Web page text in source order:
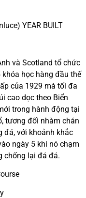
YEAR BUILT
và Scotland tổ chức
học hàng đầu thế
của 1929 mà tối đa
cao dọc theo Biển
trong hành động tại
tương đối nhàm chán
đá, với khoảnh khắc
ngày 5 khi nó chạm
chống lại đá đá.